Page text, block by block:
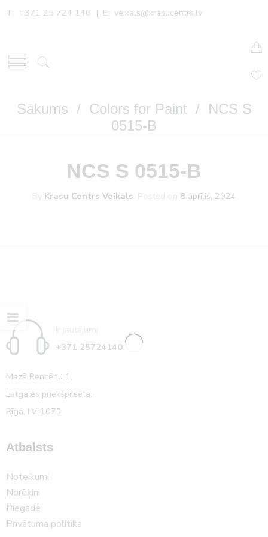
T: +371 25 724 140 | E: veikals@krasucentrs.lv
Sākums / Colors for Paint / NCS S
0515-B
NCS S 0515-B
By Krasu Centrs Veikals Posted on 8 aprīlis, 2024
+371 25724140
Mazā Rencēnu 1,
Latgales priekšpilsēta,
Rīga, LV-1073
Atbalsts
Noteikumi
Norēķini
Piegāde
Privātuma politika